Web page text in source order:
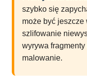
szybko się
może być
szlifowanie
wyrywa
malowanie.